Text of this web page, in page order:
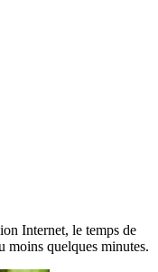
Internet, le temps de
moins quelques minutes.